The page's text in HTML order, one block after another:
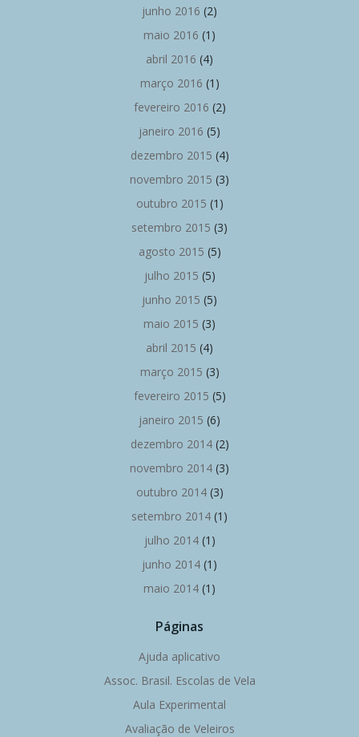
junho 2016 (2)
maio 2016 (1)
abril 2016 (4)
março 2016 (1)
fevereiro 2016 (2)
janeiro 2016 (5)
dezembro 2015 (4)
novembro 2015 (3)
outubro 2015 (1)
setembro 2015 (3)
agosto 2015 (5)
julho 2015 (5)
junho 2015 (5)
maio 2015 (3)
abril 2015 (4)
março 2015 (3)
fevereiro 2015 (5)
janeiro 2015 (6)
dezembro 2014(2)
novembro 2014 (3)
outubro 2014(3)
setembro 2014 (1)
julho 2014(1)
junho 2014 (1)
maio 2014 (1)
Páginas
Ajuda aplicativo
Assoc. Brasil. Escolas de Vela
Aula Experimental
Avaliação de Veleiros